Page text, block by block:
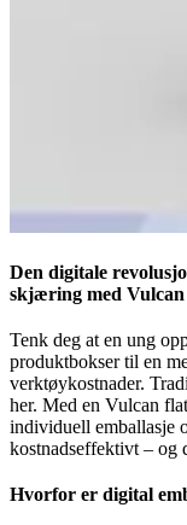
Den digitale
skjæring med Vulcan
Tenk deg at en ung
produktbokser til en
verktøykostnader.
her. Med en Vulcan
individuell emballasje
kostnadseffektivt – og
Hvorfor er digital